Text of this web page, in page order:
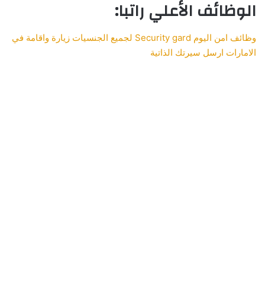
الوظائف الأعلي راتبا:
وظائف امن اليوم Security gard لجميع الجنسيات زيارة واقامة في
الامارات ارسل سيرتك الذاتية